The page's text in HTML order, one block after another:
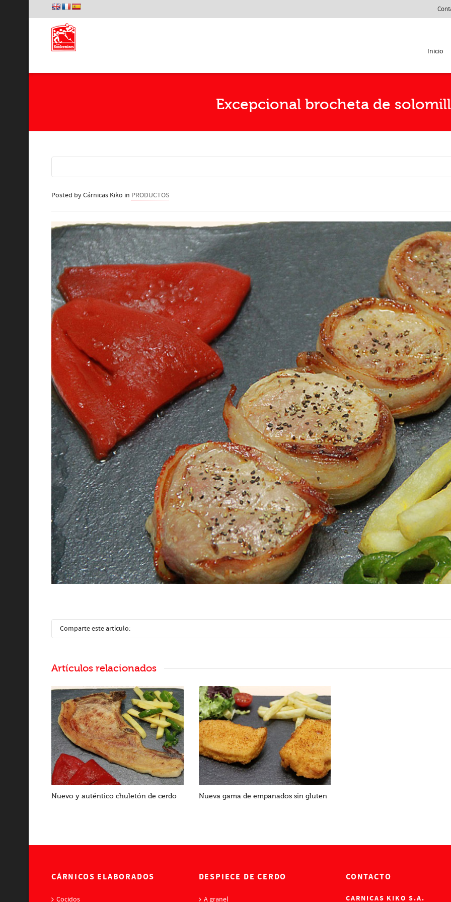
Inicio
Excepcional brocheta de
Posted byCárnicas Kiko in PRODUCTOS
Comparte este artículo:
Artículos relacionados
Nuevo y auténtico chuletón de cerdo Nueva gama de empanados sin gluten
CÁRNICOS ELABORADOS
Cocidos
DESPIECE DE CERDO
A granel
CONTACTO
CARNICAS KIKO S.A.